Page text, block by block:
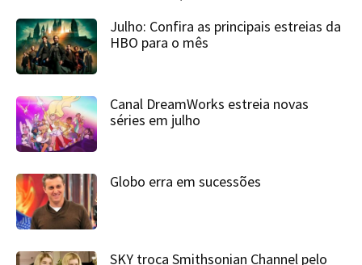
Julho: Confira as principais estreias da
HBO para o mês
Canal DreamWorks estreia novas
séries em julho
Globo erra em sucessões
SKY troca Smithsonian Channel pelo